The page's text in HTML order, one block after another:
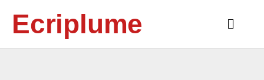
contenuEcriplume
Main